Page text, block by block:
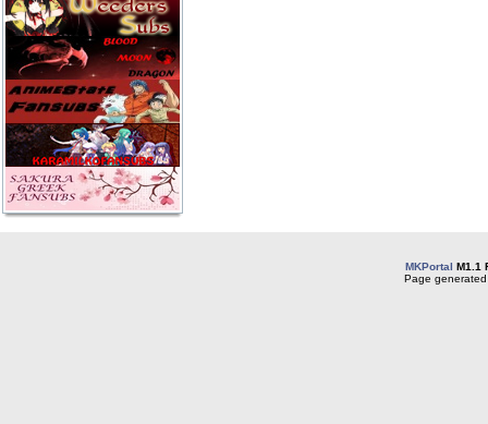
MKPortal M1.1
Page